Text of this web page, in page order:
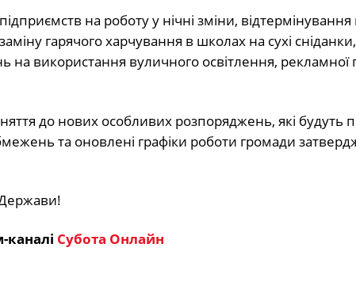
на роботу у нічні зміни, відтермінування
гарячого харчування в школах на сухі
використання вуличного освітлення, рекламної
до нових особливих розпоряджень, які будуть
та оновлені графіки роботи громади
Субота Онлайн